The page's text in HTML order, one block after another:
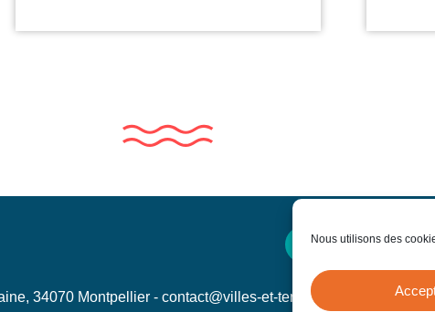
Nous utilisons des
Contactez-nous
34070 Montpellier - contact@villes-et-territoires.fr